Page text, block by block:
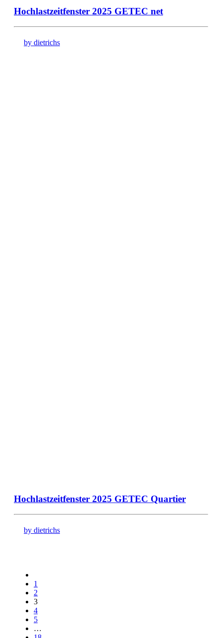
Hochlastzeitfenster 2025 GETEC net
by dietrichs
Hochlastzeitfenster 2025 GETEC Quartier
by dietrichs
1
2
3
4
5
…